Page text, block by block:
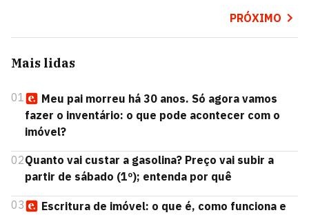
PRÓXIMO
Mais lidas
01
Meu pai morreu há 30 anos. Só agora vamos
fazer o inventário: o que pode acontecer com o
imóvel?
02Quanto vai custar a gasolina? Preço vai subir a
partir de sábado (1º); entenda por quê
03
Escritura de imóvel: o que é, como funciona e